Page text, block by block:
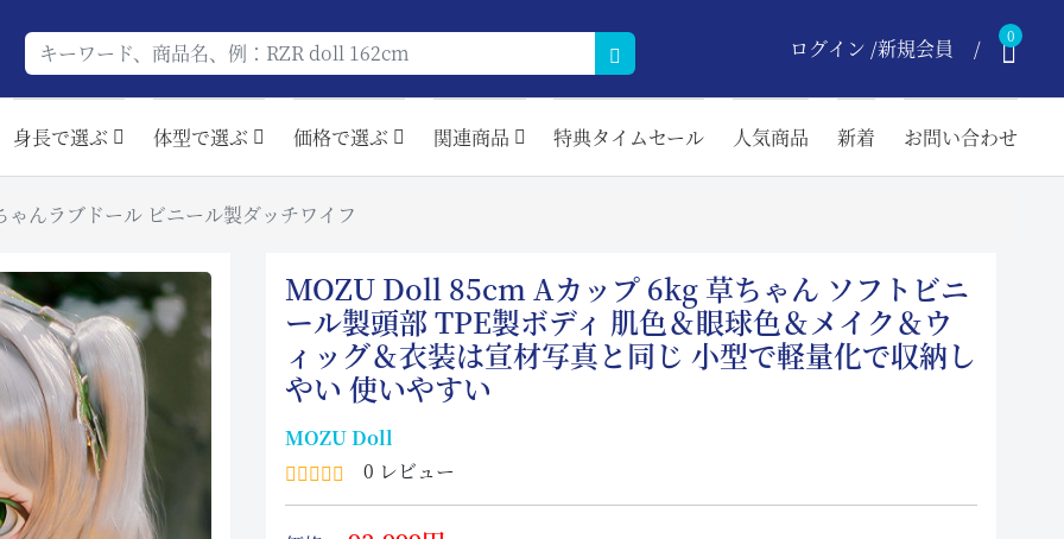
ログイン /新規会員 0
身長で選ぶ 体型で選ぶ 価格で選ぶ 関連商品 特典タイムセール 人気商品 新着 お問い合わせ
んラブドール ビニール製ダッチワイフ
MOZU Doll 85cm Aカップ 6kg 草ちゃん ソフトビニ
ール製頭部 TPE製ボディ 肌色＆眼球色＆メイク＆ウ
ィッグ＆衣装は宣材写真と同じ 小型で軽量化で収納し
やい 使いやすい
MOZU Doll
0 レビュー